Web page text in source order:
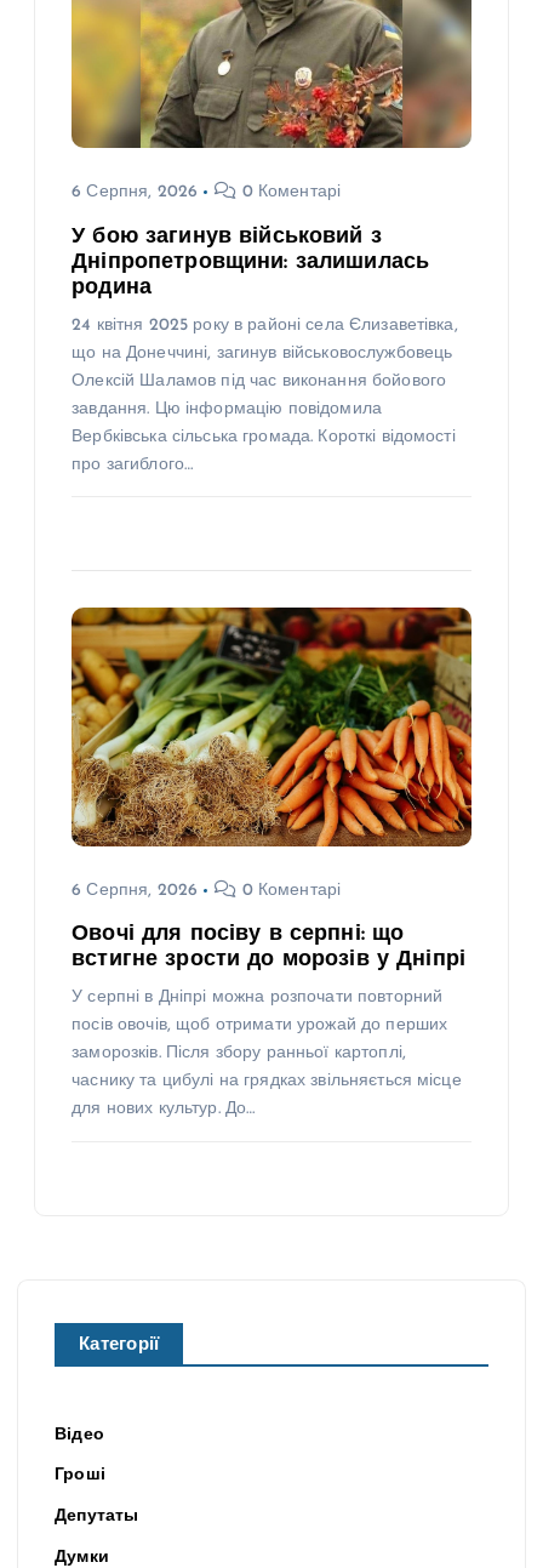
6 Серпня, 2026 0 Коментарі
У бою загинув військовий з
Дніпропетровщини: залишилась
родина
24 квітня 2025 року в районі села Єлизаветівка,
що на Донеччині, загинув військовослужбовець
Олексій Шаламов під час виконання бойового
завдання. Цю інформацію повідомила
Вербківська сільська громада. Короткі відомості
про загиблого…
6 Серпня, 2026 0 Коментарі
Овочі для посіву в серпні: що
встигне зрости до морозів у Дніпрі
У серпні в Дніпрі можна розпочати повторний
посів овочів, щоб отримати урожай до перших
заморозків. Після збору ранньої картоплі,
часнику та цибулі на грядках звільняється місце
для нових культур. До…
Категорії
Відео
Гроші
Депутаты
Думки